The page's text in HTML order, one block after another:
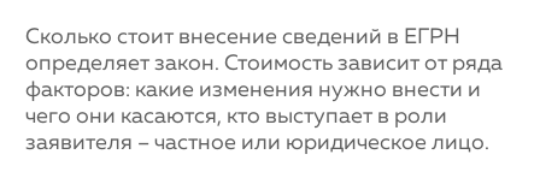
Сколько стоит внесение сведений в ЕГРН
определяет закон. Стоимость зависит от ряда
факторов: какие изменения нужно внести и
чего они касаются, кто выступает в роли
заявителя – частное или юридическое лицо.